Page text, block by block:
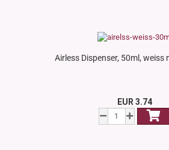
Airless Dispenser, 50ml, weiss
EUR 3.74